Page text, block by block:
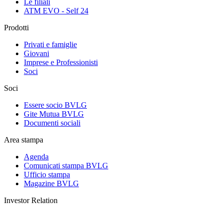
ATM EVO - Self 24
Prodotti
Privati e famiglie
Giovani
Imprese e Professionisti
Soci
Soci
Essere socio BVLG
Gite Mutua BVLG
Documenti sociali
Area stampa
Agenda
Comunicati stampa BVLG
Ufficio stampa
Magazine BVLG
Investor Relation